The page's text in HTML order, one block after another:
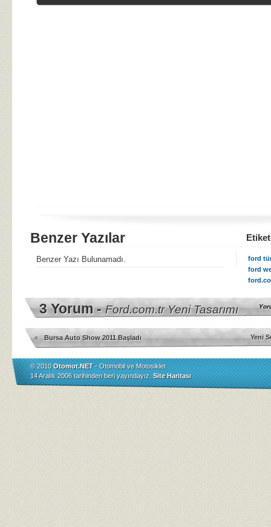
Benzer Yazılar
Benzer Yazı Bulunamadı.
ford
ford
3 Yorum -Ford.com.tr Yeni Tasarımı
« Bursa Auto Show 2011 Başladı Yeni
© 2010Otomot.NET- Otomobil ve Motosiklet
14 Aralık 2006 tarihinden beri yayındayız. Site Haritası